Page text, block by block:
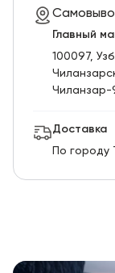
Главный
100097,
Чиланзар-
Доставка
По городу